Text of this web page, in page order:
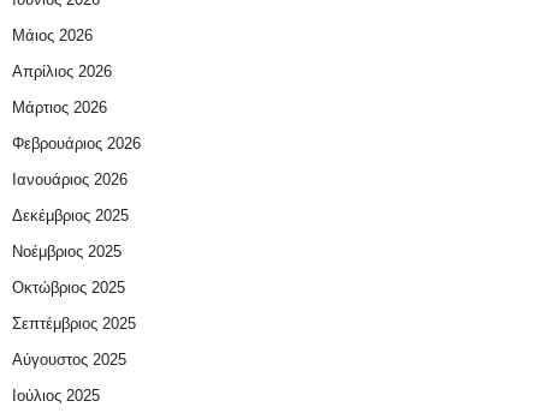
Μάιος 2026
Απρίλιος 2026
Μάρτιος 2026
Φεβρουάριος 2026
Ιανουάριος 2026
Δεκέμβριος 2025
Νοέμβριος 2025
Οκτώβριος 2025
Σεπτέμβριος 2025
Αύγουστος 2025
Ιούλιος 2025